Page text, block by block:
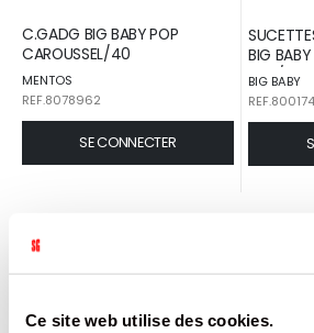
Ce site web utilise des cookies.
C.GADG BIG BABY POP
CAROUSSEL/40
MENTOS
REF.8078962
SE CONNECTER
BIG
32G/12
BIG BABY